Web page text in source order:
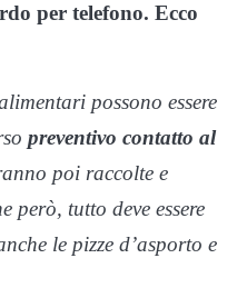
per telefono. Ecco
possono essere
preventivo contatto al
poi raccolte e
però, tutto deve essere
le pizze d’asporto e